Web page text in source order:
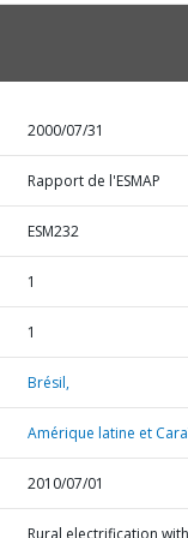
2000/07/31
Rapport de l'ESMAP
ESM232
1
1
Brésil,
Amérique latine et
2010/07/01
Rural electrification with